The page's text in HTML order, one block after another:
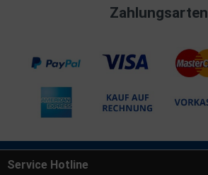
Zahlungsarten
Service Hotline